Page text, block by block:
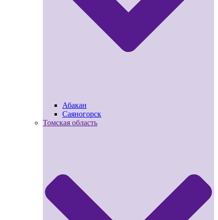
Абакан
Саяногорск
Томская область